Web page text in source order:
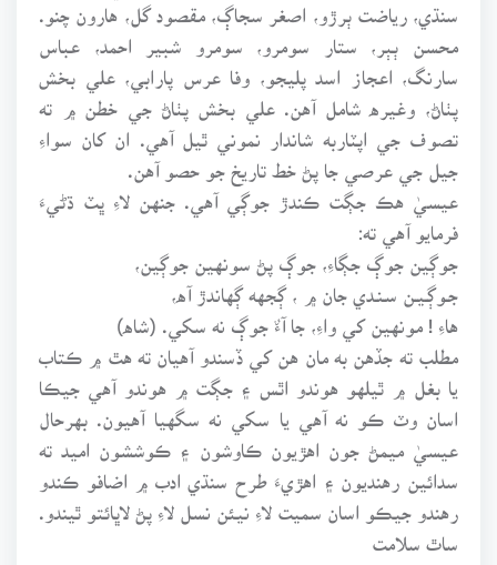
سنڌي، رياضت ٻرڙو، اصغر سجاڳ، مقصود گل، هارون چنو.
محسن ٻٻر، ستار سومرو، سومرو شبير احمد، عباس
سارنگ، اعجاز اسد پليجو، وفا عرس پارابي، علي بخش
پٺاڻ، وغيره شامل آهن. علي بخش پٺاڻ جي خطن ۾ ته
تصوف جي اپٽاربه شاندار نموني ٿيل آهي. ان کان سواءِ
جيل جي عرصي جا پڻ خط تاريخ جو حصو آهن.
عيسيٰ هڪ جڳت ڪندڙ جوڳي آهي. جنهن لاءِ ڀٽ ڌڻيءَ
فرمايو آهي ته:
جوڳين جوڳ جڳاءِ، جوڳ پڻ سونهين جوڳين،
جـوڳـيـن سـنـدي جان ۾ ، ڳجهه ڳهاندڙ آه،
هاءِ ! مونهين کي واءِ، جا آءٌ جوڳ نه سکي. (شاه)
مطلب ته جڏهن به مان هن کي ڏسندو آهيان ته هٿ ۾ ڪتاب
يا بغل ۾ ٿيلهو هوندو اٿس ۽ جڳت ۾ هوندو آهي جيڪا
اسان وٽ ڪو نه آهي يا سکي نه سگهيا آهيون. بهرحال
عيسيٰ ميمڻ جون اهڙيون ڪاوشون ۽ ڪوششون اميد ته
سدائين رهنديون ۽ اهڙيءَ طرح سنڌي ادب ۾ اضافو ڪندو
رهندو جيڪو اسان سميت لاءِ نيئن نسل لاءِ پڻ لاڀائتو ٿيندو.
ساٿ سلامت